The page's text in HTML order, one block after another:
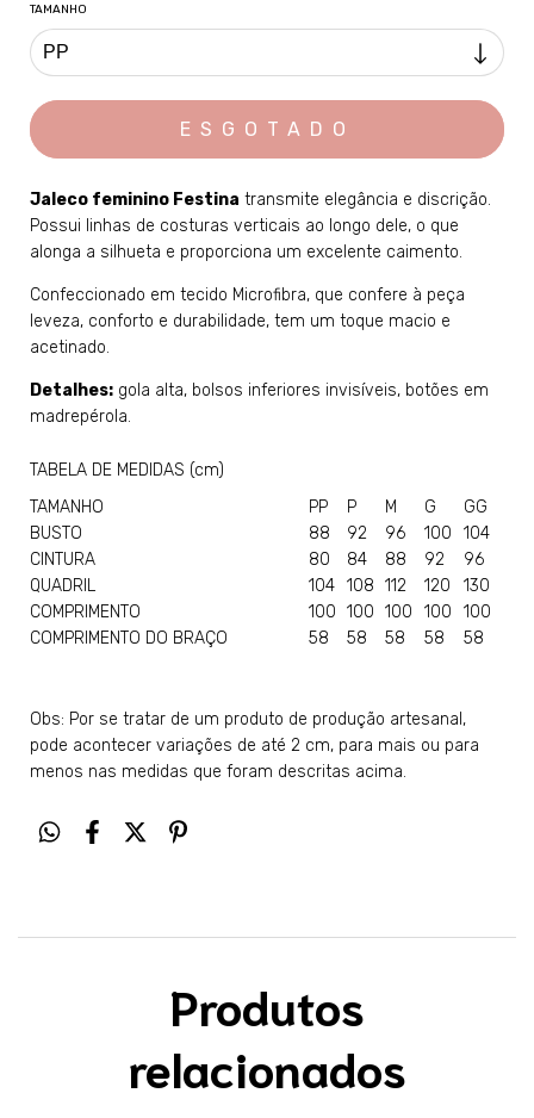
TAMANHO
Jaleco feminino Festina transmite elegância e discrição.
Possui linhas de costuras verticais ao longo dele, o que
alonga a silhueta e proporciona um excelente caimento.
Confeccionado em tecido Microfibra, que confere à peça
leveza, conforto e durabilidade, tem um toque macio e
acetinado.
Detalhes: gola alta, bolsos inferiores invisíveis, botões em
madrepérola.
TABELA DE MEDIDAS (cm)
TAMANHO
PP P M G
GG
BUSTO
88 92 96 100
104
CINTURA
80 84 88 92
96
QUADRIL
104 108 112 120
130
COMPRIMENTO
100 100 100 100
100
COMPRIMENTO DO BRAÇO
58 58 58 58 58
Obs: Por se tratar de um produto de produção artesanal,
pode acontecer variações de até 2 cm, para mais ou para
menos nas medidas que foram descritas acima.
Produtos
relacionados